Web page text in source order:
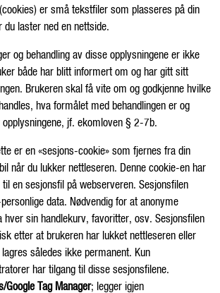
er små tekstfiler som plasseres på din
du laster ned en nettside.
og behandling av disse opplysningene er ikke
både har blitt informert om og har gitt sitt
Brukeren skal få vite om og godkjenne hvilke
hva formålet med behandlingen er og
opplysningene, jf. ekomloven § 2-7b.
er en «sesjons-cookie» som fjernes fra din
når du lukker nettleseren. Denne cookie-en har
en sesjonsfil på webserveren. Sesjonsfilen
data. Nødvendig for at anonyme
hver sin handlekurv, favoritter, osv. Sesjonsfilen
etter at brukeren har lukket nettleseren eller
således ikke permanent. Kun
har tilgang til disse sesjonsfilene.
Google Tag Manager; legger igjen